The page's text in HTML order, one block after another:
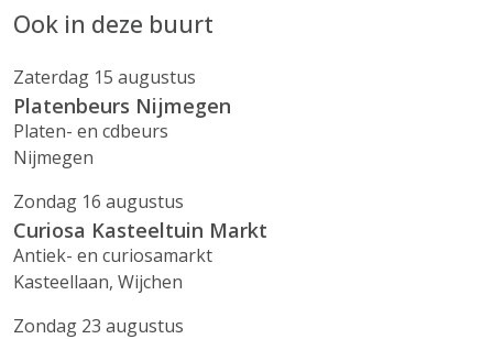
Ook in deze buurt
Zaterdag 15 augustus
Platenbeurs Nijmegen
Platen- en cdbeurs
Nijmegen
Zondag 16 augustus
Curiosa Kasteeltuin Markt
Antiek- en curiosamarkt
Kasteellaan, Wijchen
Zondag 23 augustus